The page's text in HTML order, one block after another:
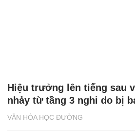
VĂN HÓA HỌC ĐƯỜNG
Hiệu trưởng lên tiếng sau
nhảy từ tầng 3 nghi do bị